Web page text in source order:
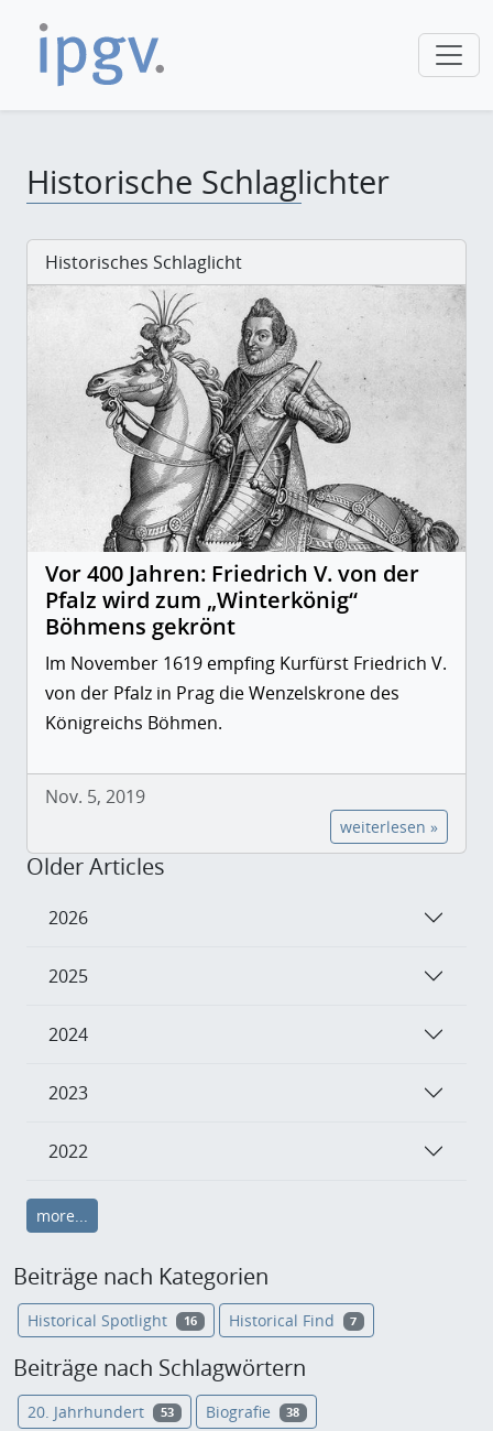
Historische Schlaglichter
Historisches Schlaglicht
Vor 400 Jahren: Friedrich V. von der
Pfalz wird zum „Winterkönig“
Böhmens gekrönt
Im November 1619 empfing Kurfürst Friedrich V.
von der Pfalz in Prag die Wenzelskrone des
Königreichs Böhmen.
Nov. 5, 2019
weiterlesen »
Older Articles
2026
2025
2024
2023
2022
more...
Beiträge nach Kategorien
Historical Spotlight 16 Historical Find 7
Beiträge nach Schlagwörtern
20. Jahrhundert 53 Biografie 38